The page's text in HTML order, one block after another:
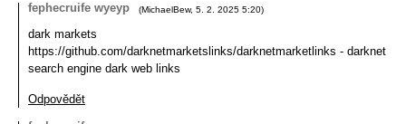
fephecruife wyeyp
(MichaelBew, 5. 2. 2025 5:20)
dark markets
https://github.com/darknetmarketslinks/darknetmarketlinks - darknet
search engine dark web links
Odpovědět